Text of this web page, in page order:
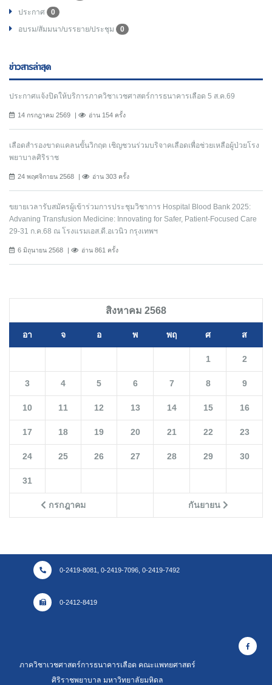
ประกาศ
0
อบรม/สัมมนา/บรรยาย/ประชุม
0
ข่าวสารล่าสุด
ประกาศแจ้งปิดให้บริการภาควิชาเวชศาสตร์การธนาคารเลือด 5 ส.ค.69
14 กรกฎาคม 2569 อ่าน 154 ครั้ง
เลือดสำรองขาดแคลนขั้นวิกฤต เชิญชวนร่วมบริจาคเลือดเพื่อช่วยเหลือผู้ป่วยโรง
พยาบาลศิริราช
24 พฤศจิกายน 2568 อ่าน 303 ครั้ง
ขยายเวลารับสมัครผู้เข้าร่วมการประชุมวิชาการ Hospital Blood Bank 2025:
Advaning Transfusion Medicine: Innovating for Safer, Patient-Focused Care
29-31 ก.ค.68 ณ โรงแรมเอส.ดี.อเวนิว กรุงเทพฯ
6 มิถุนายน 2568 อ่าน 861 ครั้ง
สิงหาคม 2568
อา จ อ พ พฤ ศ ส
กรกฎาคม กันยายน
1 2
3 4 5 6 7 8 9
10 11 12 13 14 15 16
17 18 19 20 21 22 23
24 25 26 27 28 29 30
31
0-2419-8081, 0-2419-7096, 0-2419-7492
0-2412-8419
ภาควิชาเวชศาสตร์การธนาคารเลือด คณะแพทยศาสตร์
ศิริราชพยาบาล มหาวิทยาลัยมหิดล